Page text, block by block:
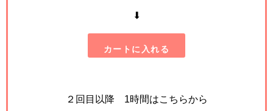
⬇
カートに入れる
２回目以降 1時間はこちらから